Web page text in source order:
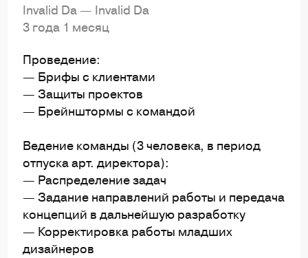
Invalid Da — Invalid Da
3 года 1 месяц
Проведение:
— Брифы с клиентами
— Защиты проектов
— Брейнштормы с командой
Ведение команды (3 человека, в период
отпуска арт. директора):
— Распределение задач
— Задание направлений работы и передача
концепций в дальнейшую разработку
— Корректировка работы младших
дизайнеров